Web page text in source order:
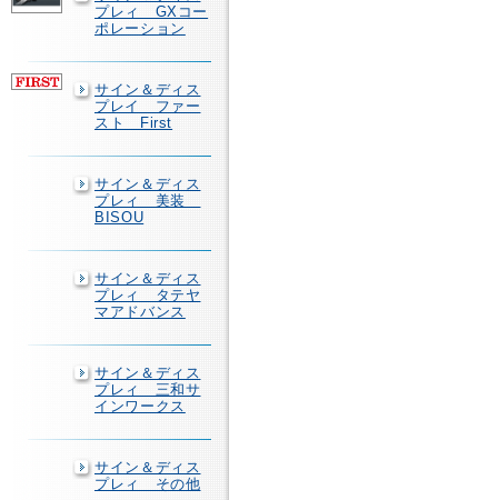
プレィ GXコー
ポレーション
サイン＆ディス
プレイ ファー
スト First
サイン＆ディス
プレィ 美装
BISOU
サイン＆ディス
プレィ タテヤ
マアドバンス
サイン＆ディス
プレィ 三和サ
インワークス
サイン＆ディス
プレィ その他